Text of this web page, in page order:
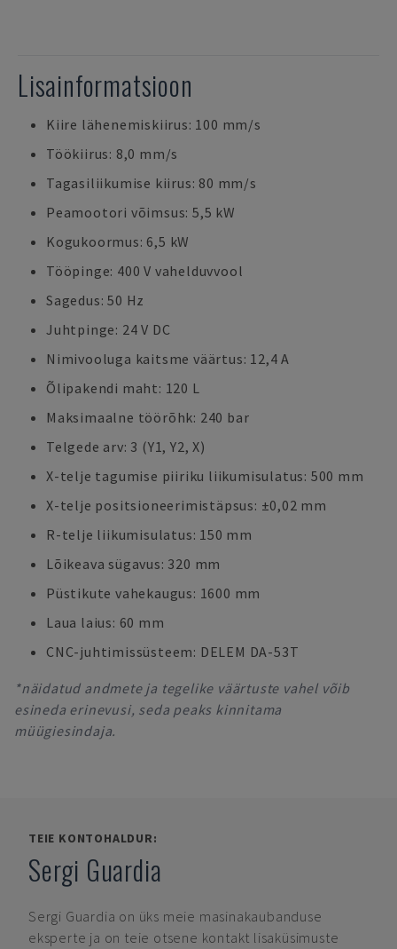
Lisainformatsioon
Kiire lähenemiskiirus: 100 mm/s
Töökiirus: 8,0 mm/s
Tagasiliikumise kiirus: 80 mm/s
Peamootori võimsus: 5,5 kW
Kogukoormus: 6,5 kW
Tööpinge: 400 V vahelduvvool
Sagedus: 50 Hz
Juhtpinge: 24 V DC
Nimivooluga kaitsme väärtus: 12,4 A
Õlipakendi maht: 120 L
Maksimaalne töörõhk: 240 bar
Telgede arv: 3 (Y1, Y2, X)
X-telje tagumise piiriku liikumisulatus: 500 mm
X-telje positsioneerimistäpsus: ±0,02 mm
R-telje liikumisulatus: 150 mm
Lõikeava sügavus: 320 mm
Püstikute vahekaugus: 1600 mm
Laua laius: 60 mm
CNC-juhtimissüsteem: DELEM DA-53T
*näidatud andmete ja tegelike väärtuste vahel võib
esineda erinevusi, seda peaks kinnitama
müügiesindaja.
TEIE KONTOHALDUR:
Sergi Guardia
Sergi Guardia on üks meie masinakaubanduse
eksperte ja on teie otsene kontakt lisaküsimuste